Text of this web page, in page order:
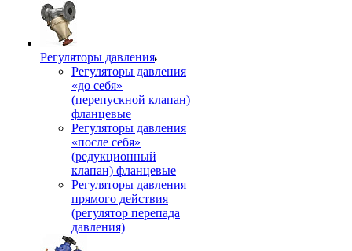
Регуляторы давления
Регуляторы давления
«до себя»
(перепускной клапан)
фланцевые
Регуляторы давления
«после себя»
(редукционный
клапан) фланцевые
Регуляторы давления
прямого действия
(регулятор перепада
давления)